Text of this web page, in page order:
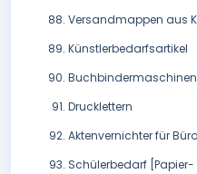
Versandmappen aus
Künstlerbedarfsartikel
Buchbindermaschinen
Drucklettern
Aktenvernichter für
Schülerbedarf [Papier-